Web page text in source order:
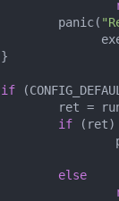
		panic(
if
if (ret)
else